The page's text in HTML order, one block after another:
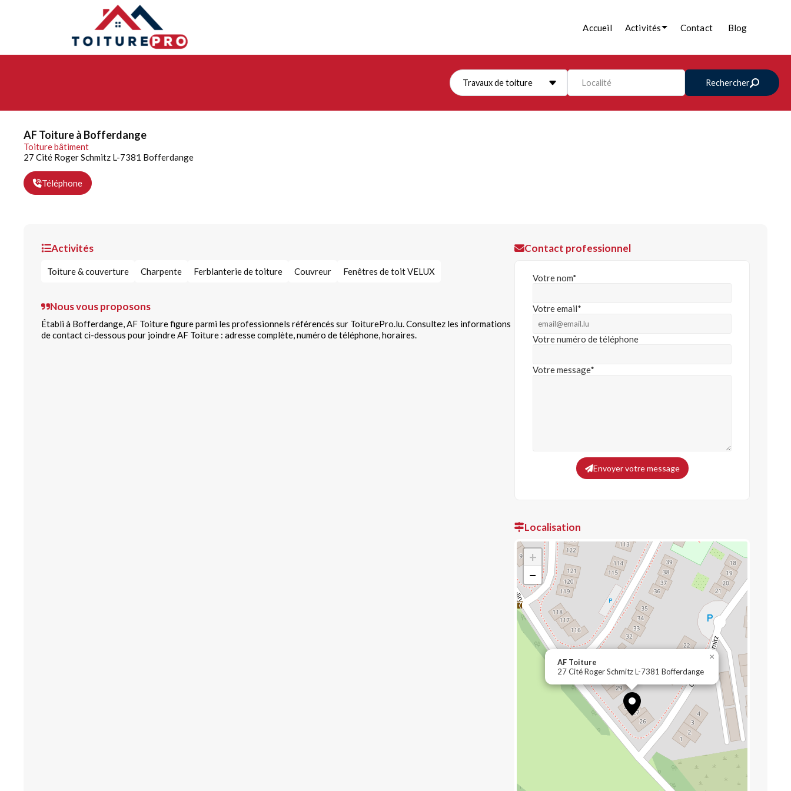
Accueil Activités Contact Blog
Travaux de toiture Localité Rechercher
AF Toiture à Bofferdange
Toiture bâtiment
27 Cité Roger Schmitz L-7381 Bofferdange
Téléphone
Activités
Toiture & couverture Charpente Ferblanterie de toiture Couvreur Fenêtres de toit VELUX
Nous vous proposons
Établi à Bofferdange, AF Toiture figure parmi les professionnels référencés sur ToiturePro.lu. Consultez les informations
de contact ci-dessous pour joindre AF Toiture : adresse complète, numéro de téléphone, horaires.
Contact professionnel
Votre nom*
Votre email*
Votre numéro de téléphone
Votre message*
Envoyer votre message
Localisation
AF Toiture
27 Cité Roger Schmitz L-7381 Bofferdange
×
+
−